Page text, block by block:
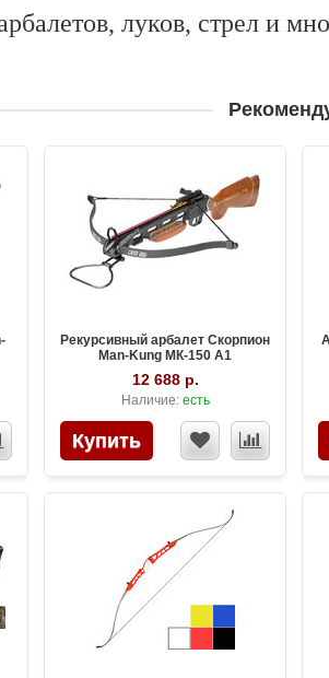
луков, стрел и
Рекурсивный арбалет Скорпион
Man-Kung МК-150 А1
12 688 р.
Наличие: есть